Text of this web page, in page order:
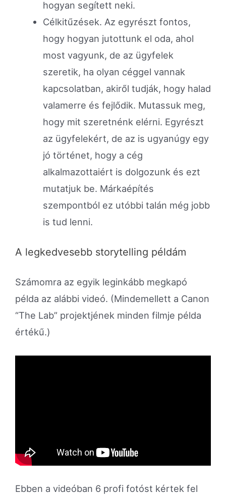
hogyan segített neki.
Célkitűzések. Az egyrészt fontos,
hogy hogyan jutottunk el oda, ahol
most vagyunk, de az ügyfelek
szeretik, ha olyan céggel vannak
kapcsolatban, akiről tudják, hogy halad
valamerre és fejlődik. Mutassuk meg,
hogy mit szeretnénk elérni. Egyrészt
az ügyfelekért, de az is ugyanúgy egy
jó történet, hogy a cég
alkalmazottaiért is dolgozunk és ezt
mutatjuk be. Márkaépítés
szempontból ez utóbbi talán még jobb
is tud lenni.
A legkedvesebb storytelling példám
Számomra az egyik leginkább megkapó
példa az alábbi videó. (Mindemellett a Canon
“The Lab” projektjének minden filmje példa
értékű.)
Ebben a videóban 6 profi fotóst kértek fel